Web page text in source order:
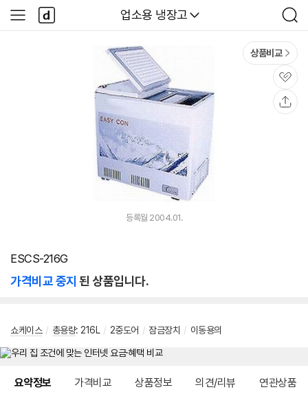
다나와
업소용 냉장고
검
색
사
이
다
나
와
상품비교
관
심
등록월 2004.01.
ESCS-216G
가격비교 중지 된 상품입니다.
쇼케이스 / 총용량: 216L / 2중도어 / 잠금장치 / 이동용의
요약정보 가격비교 상품정보 의견/리뷰 연관상품